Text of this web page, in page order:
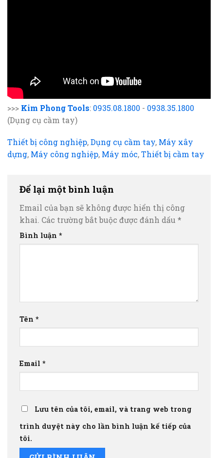
>>> Kim Phong Tools: 0935.08.1800 - 0938.35.1800
(Dụng cụ cầm tay)
Thiết bị công nghiệp,Dụng cụ cầm tay, Máy xây
dựng, Máy công nghiệp, Máy móc,Thiết bị cầm tay
Để lại một bình luận
Email của bạn sẽ không được hiển thị công
khai. Các trường bắt buộc được đánh dấu *
Bình luận *
Tên *
Email *
Lưu tên của tôi, email, và trang web trong
trình duyệt này cho lần bình luận kế tiếp của
tôi.